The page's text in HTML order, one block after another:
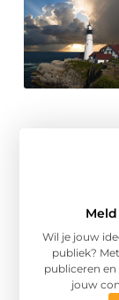
Wil je jouw
publiek?
publiceren en
jouw